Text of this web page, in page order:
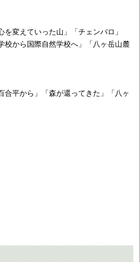
を変えていった山」「チェンバロ」
校から国際自然学校へ」「八ヶ岳山麓
合平から」「森が還ってきた」「八ヶ